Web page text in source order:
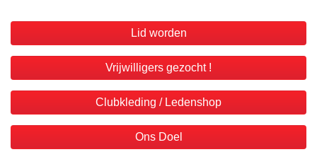
Lid worden
Vrijwilligers gezocht !
Clubkleding / Ledenshop
Ons Doel